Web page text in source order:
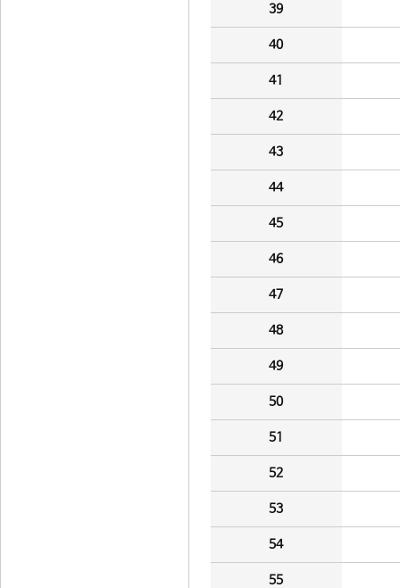
39
40
41
42
43
44
45
46
47
48
49
50
51
52
53
54
55